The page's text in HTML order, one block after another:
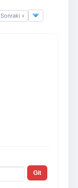
Sonraki »